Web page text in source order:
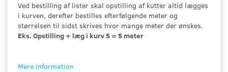
Ved bestilling af lister skal opstilling af kutter altid lægges
i kurven, derefter bestilles efterfølgende meter og
størrelsen til sidst skrives hvor mange meter der ønskes.
Eks. Opstilling + læg i kurv 5 = 5 meter
Mere information